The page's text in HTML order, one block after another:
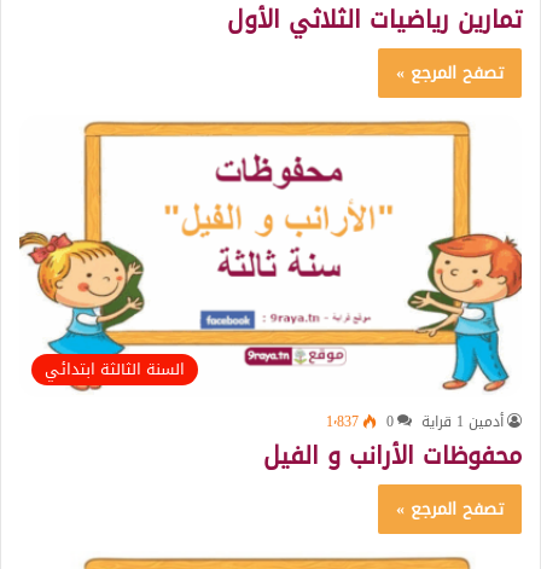
تمارين رياضيات الثلاثي الأول
تصفح المرجع »
السنة الثالثة ابتدائي
أدمين 1 قراية 0 1٬837
محفوظات الأرانب و الفيل
تصفح المرجع »